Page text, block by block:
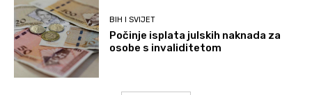
BIH I SVIJET
Počinje isplata julskih naknada za
osobe s invaliditetom